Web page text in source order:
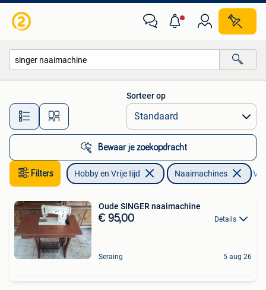
Alle afstanden…
Sorteer op
Bewaar je zoekopdracht
Filters Hobby en Vrije tijd Naaimachines
Oude SINGER naaimachine
€ 95,00 Details
Seraing 5 aug 26